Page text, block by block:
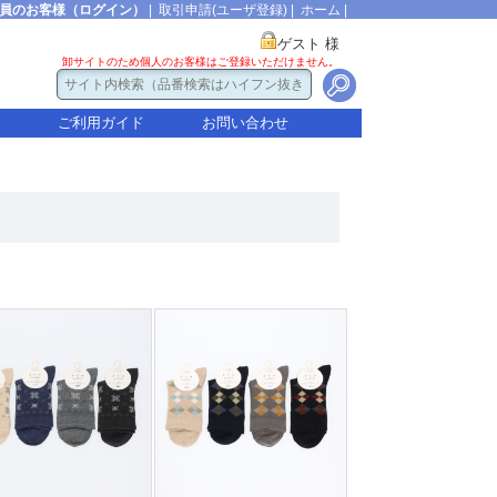
のお客様（ログイン） 取引申請(ユーザ登録) ホーム
ゲスト 様
卸サイトのため個人のお客様はご登録いただけません。
ご利用ガイド お問い合わせ